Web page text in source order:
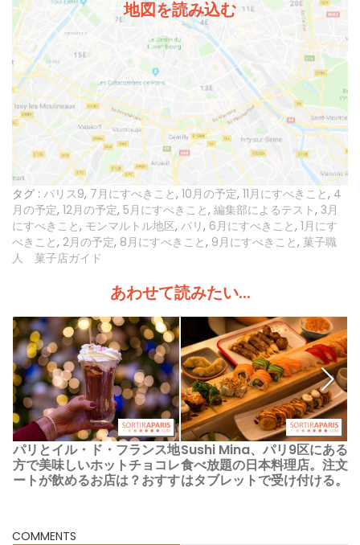
地図を読み込む
タグ : パリス9, 7月にすべきこと, 10月の予定, 11月にすべきこと, 4
月の予定, 12月の予定, 5月にすべきこと, 編集部によるテスト, 3月
にすべきこと, モンマルトル地区, パリ, 6月にすべきこと, 1月にす
べきこと, 2月の予定, 8月にすべきこと, 9月にすべきこと, 菓子職
人 菓子店ガイド
あわせて読みたい...
パリとイル・ド・フランス地
方で美味しいホットチョコレ
ートが飲めるお店は？おすす
Sushi Mina、パリ9区にある
食べ放題の日本料理店。注文
はタブレットで受け付ける。
COMMENTS